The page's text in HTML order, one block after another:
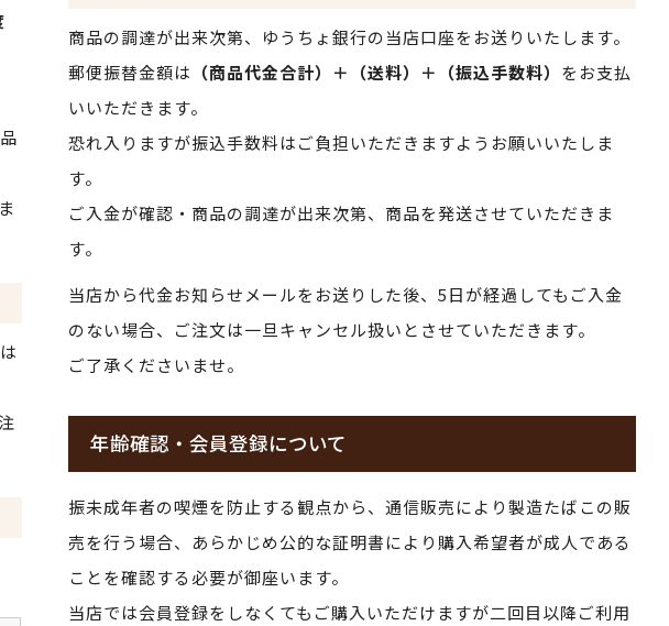
商品の調達が出来次第、ゆうちょ銀行の当店口座をお送りいたします。
郵便振替金額は （商品代金合計）＋（送料）＋（振込手数料） をお支払
いいただきます。
恐れ入りますが振込手数料はご負担いただきますようお願いいたしま
す。
ご入金が確認・商品の調達が出来次第、商品を発送させていただきま
す。
当店から代金お知らせメールをお送りした後、5日が経過してもご入金
のない場合、ご注文は一旦キャンセル扱いとさせていただきます。
ご了承くださいませ。
年齢確認・会員登録について
振未成年者の喫煙を防止する観点から、通信販売により製造たばこの販
売を行う場合、あらかじめ公的な証明書により購入希望者が成人である
ことを確認する必要が御座います。
当店では会員登録をしなくてもご購入いただけますが二回目以降ご利用